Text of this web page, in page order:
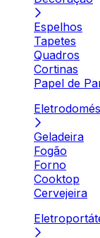
Espelhos
Tapetes
Quadros
Cortinas
Papel de
Geladeira
Fogão
Forno
Cooktop
Cervejeira